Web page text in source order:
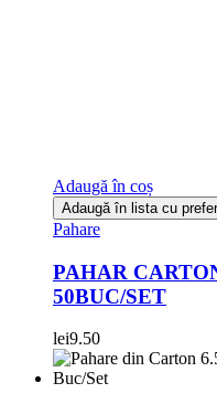
Adaugă în coș
Adaugă în lista cu
Pahare
PAHAR
50BUC/SET
lei9.50